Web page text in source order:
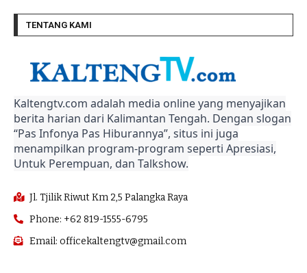
TENTANG KAMI
Kaltengtv.com adalah media online yang menyajikan
berita harian dari Kalimantan Tengah. Dengan slogan
“Pas Infonya Pas Hiburannya”, situs ini juga
menampilkan program-program seperti Apresiasi,
Untuk Perempuan, dan Talkshow.
Jl. Tjilik Riwut Km 2,5 Palangka Raya
Phone: +62 819-1555-6795
Email: officekaltengtv@gmail.com